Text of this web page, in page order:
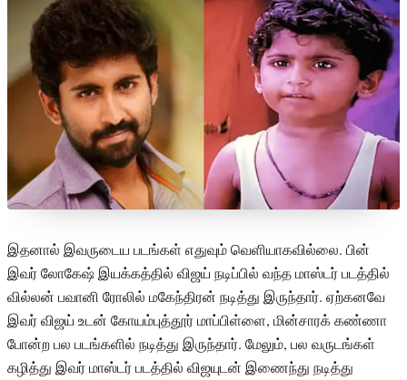
இதனால் இவருடைய படங்கள் எதுவும் வெளியாகவில்லை. பின்
இவர் லோகேஷ் இயக்கத்தில் விஜய் நடிப்பில் வந்த மாஸ்டர் படத்தில்
வில்லன் பவானி ரோலில் மகேந்திரன் நடித்து இருந்தார். ஏற்கனவே
இவர் விஜய் உடன் கோயம்புத்தூர் மாப்பிள்ளை, மின்சாரக் கண்ணா
போன்ற பல படங்களில் நடித்து இருந்தார். மேலும், பல வருடங்கள்
கழித்து இவர் மாஸ்டர் படத்தில் விஜயுடன் இணைந்து நடித்து